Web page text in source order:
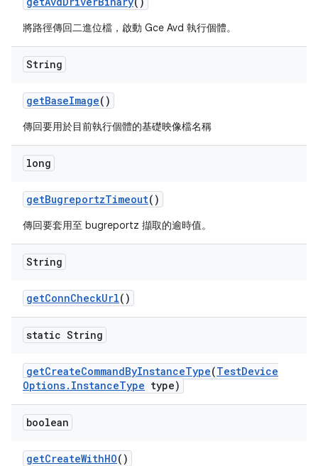
將路徑傳回二進位檔，啟動 Gce Avd 執行個體。
String
getBaseImage()
傳回要用於目前執行個體的基礎映像檔名稱
long
getBugreportzTimeout()
傳回要套用至 bugreportz 擷取的逾時值。
String
getConnCheckUrl()
static String
getCreateCommandByInstanceType(TestDevice
Options. InstanceType type)
boolean
getCreateWithHO()